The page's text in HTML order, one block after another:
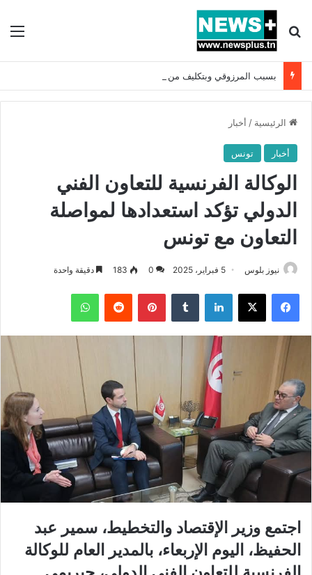
بحث عن
الرئيسية / أخبار
أخبار تونس
الوكالة الفرنسية للتعاون الفني
الدولي تؤكد استعدادها لمواصلة
التعاون مع تونس
نيوز بلوس 5 فبراير، 2025 0
183 دقيقة واحدة
فيسبوك X لينكدإن بينتيريست واتساب
اجتمع وزير الإقتصاد والتخطيط، سمير عبد
الحفيظ، اليوم الإربعاء، بالمدير العام للوكالة